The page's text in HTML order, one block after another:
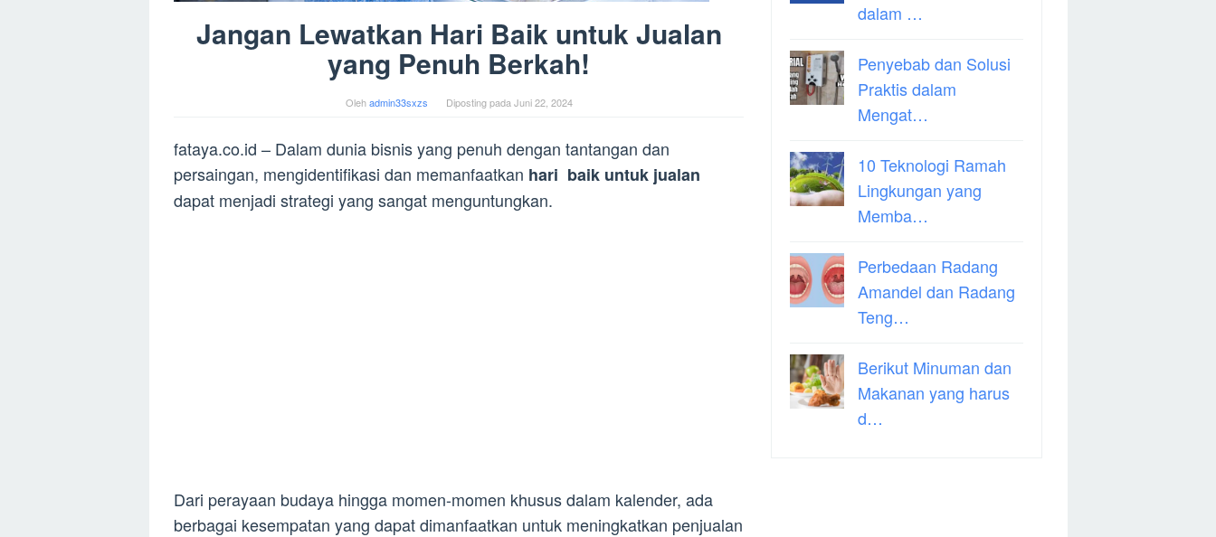
Jangan Lewatkan Hari Baik untuk Jualan
yang Penuh Berkah!
Olehadmin33sxzs Diposting pada Juni 22, 2024
fataya.co.id – Dalam dunia bisnis yang penuh dengan tantangan dan
persaingan, mengidentifikasi dan memanfaatkan hari baik untuk jualan
dapat menjadi strategi yang sangat menguntungkan.
Dari perayaan budaya hingga momen-momen khusus dalam kalender, ada
berbagai kesempatan yang dapat dimanfaatkan untuk meningkatkan penjualan
dalam …
Penyebab dan Solusi
Praktis dalam
Mengat…
10 Teknologi Ramah
Lingkungan yang
Memba…
Perbedaan Radang
Amandel dan Radang
Teng…
Berikut Minuman dan
Makanan yang harus
d…